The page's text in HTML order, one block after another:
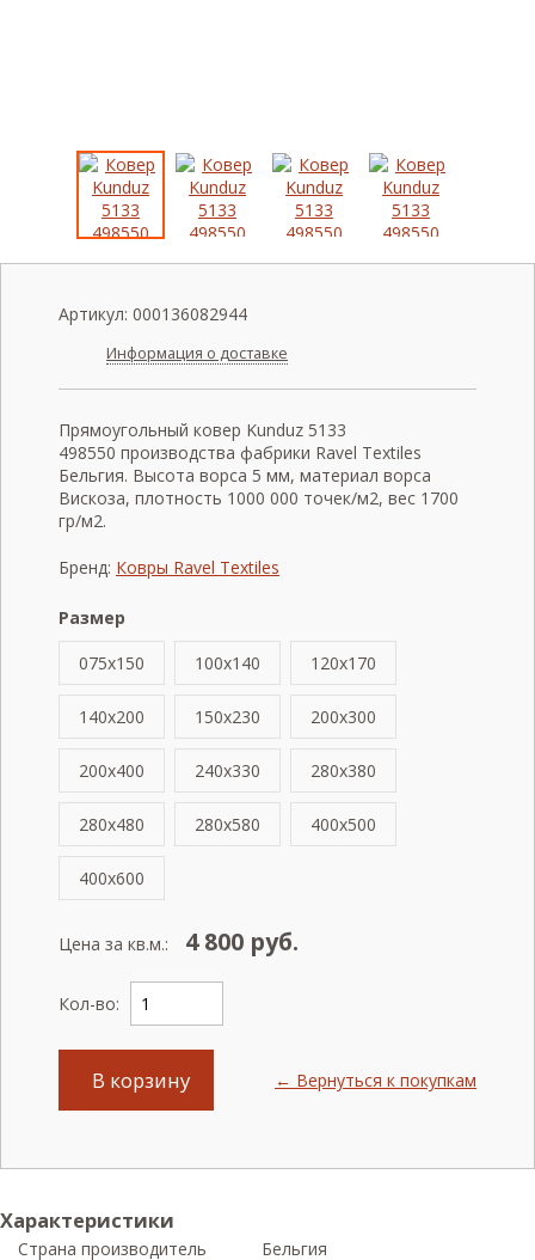
Артикул: 000136082944
Информация о доставке
Прямоугольный ковер Kunduz 5133
498550 производства фабрики Ravel Textiles
Бельгия. Высота ворса 5 мм, материал ворса
Вискоза, плотность 1000 000 точек/м2, вес 1700
гр/м2.
Бренд: Ковры Ravel Textiles
Размер
075x150
100x140 120x170
140x200 150x230 200x300
200x400 240x330 280x380
280x480 280x580 400x500
400x600
Цена за кв.м.: 4 800 руб.
Кол-во:
В корзину ← Вернуться к покупкам
Характеристики
Страна производитель Бельгия